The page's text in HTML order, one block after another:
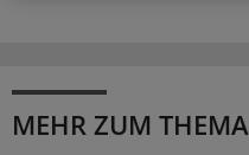
MEHR ZUM THEMA